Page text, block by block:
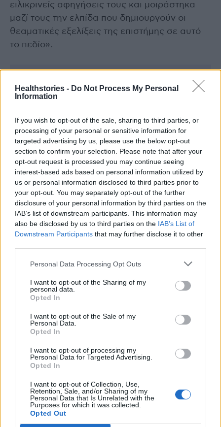
Healthstories - Do Not Process My Personal
Information
If you wish to opt-out of the sale, sharing to third parties, or
processing of your personal or sensitive information for
targeted advertising by us, please use the below opt-out
section to confirm your selection. Please note that after your
opt-out request is processed you may continue seeing
interest-based ads based on personal information utilized by
us or personal information disclosed to third parties prior to
your opt-out. You may separately opt-out of the further
disclosure of your personal information by third parties on the
IAB’s list of downstream participants. This information may
also be disclosed by us to third parties on the IAB’s List of
Downstream Participants that may further disclose it to other
Personal Data Processing Opt Outs
I want to opt-out of the Sharing of my
personal data.
Opted In
I want to opt-out of the Sale of my
Personal Data.
Opted In
I want to opt-out of processing my
Personal Data for Targeted Advertising.
Opted In
I want to opt-out of Collection, Use,
Retention, Sale, and/or Sharing of my
Personal Data that Is Unrelated with the
Purposes for which it was collected.
Opted Out
ειλικρινείς αφηγήσεις τους και μοιράστηκα
μαζί τους την ελπίδα που δημιουργούν οι
θεαματικές εξελίξεις της επιστήμης σε αυτό
το πεδίο».
Διαβάστε επίσης
Ο καρκίνος θα αποτελεί την κυριότερη αιτία
θανάτου παγκοσμίως – Δυσοίωνες οι
Πιο μύλος φαρμακευτική πολιτική… δεν έχεις!
Πλεύρης, Παπαδημητρίου, Άγκαθα, Φιλίππου
Sanofi